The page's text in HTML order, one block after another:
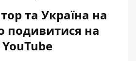
та Україна на
подивитися на
YouTube